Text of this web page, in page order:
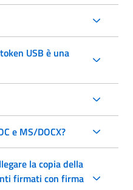
USB è una
e MS/DOCX?
la copia della
firmati con firma